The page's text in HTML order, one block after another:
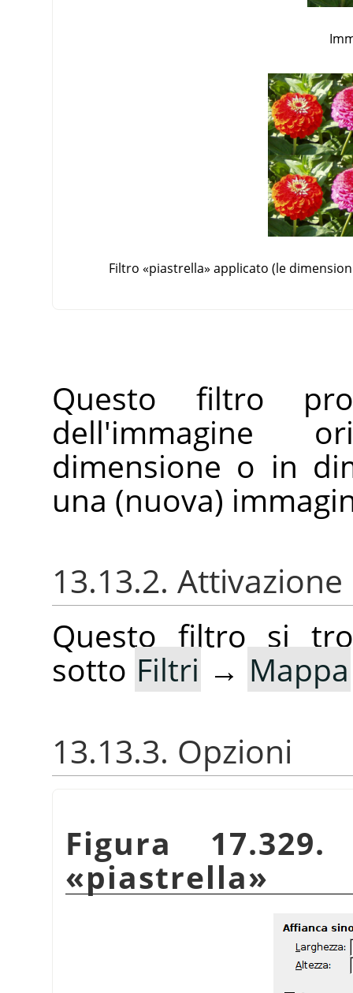
Filtro «piastrella» applicato (le
Questo filtro
dell'immagine
dimensione o in
una (nuova)
13.13.2.
Questo filtro si
sotto Filtri → Mappa
13.13.3. Opzioni
Figura
«piastrella»